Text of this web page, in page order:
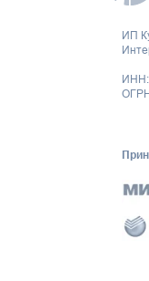
ИП
ИНН: